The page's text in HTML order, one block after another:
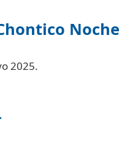
Noche
2025.